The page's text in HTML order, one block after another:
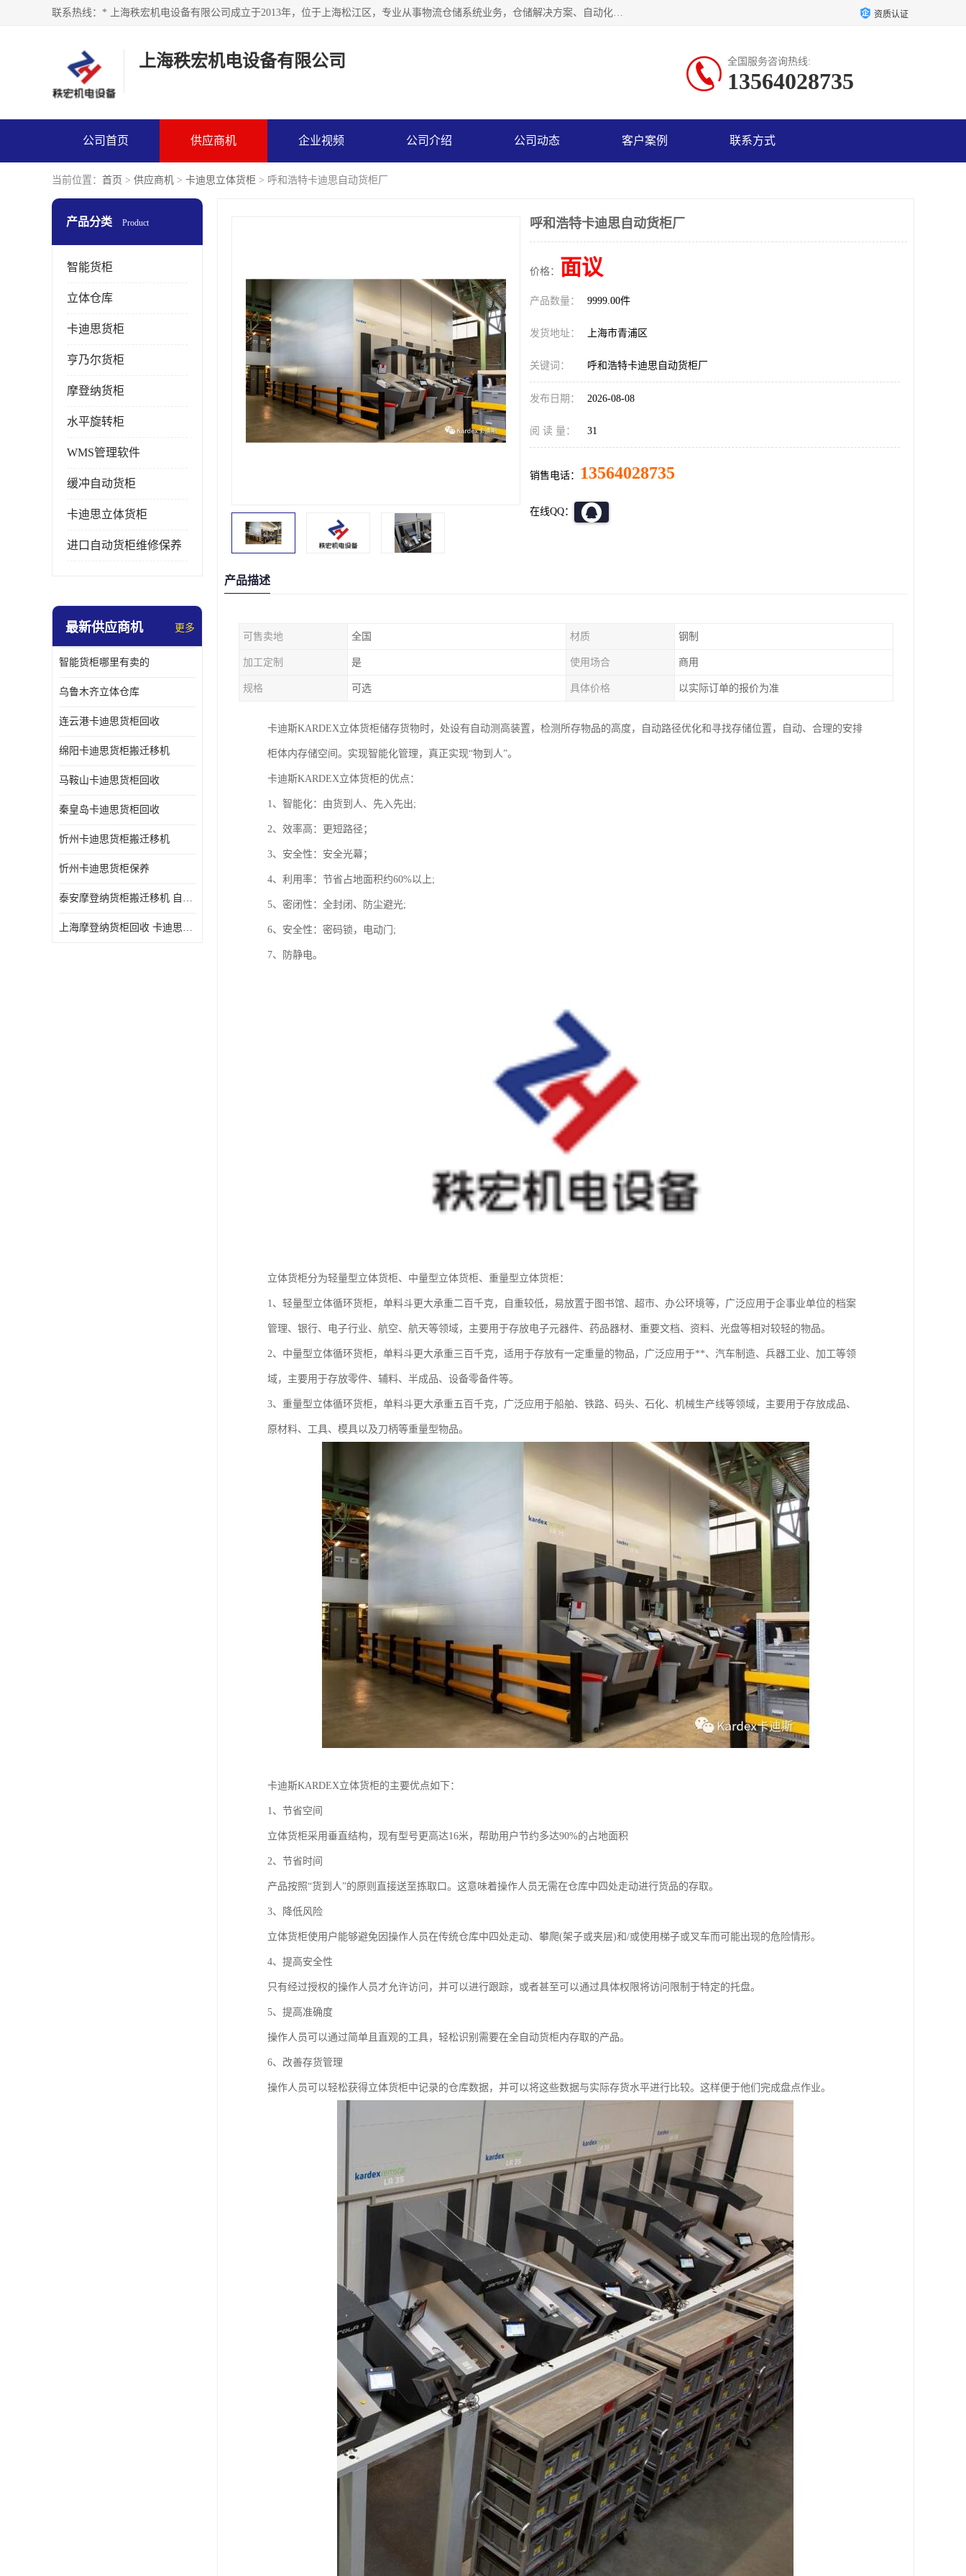
联系热线：* 上海秩宏机电设备有限公司成立于2013年，位于上海松江区，专业从事物流仓储系统业务，仓储解决方案、自动化仓储设备、自动货柜、立体货柜等。 资质认证
上海秩宏机电设备有限公司 全国服务咨询热线:
13564028735
公司首页 供应商机 企业视频 公司介绍 公司动态 客户案例 联系方式
当前位置： 首页 > 供应商机 > 卡迪思立体货柜 > 呼和浩特卡迪思自动货柜厂
产品分类 Product
智能货柜
立体仓库
卡迪思货柜
亨乃尔货柜
摩登纳货柜
水平旋转柜
WMS管理软件
缓冲自动货柜
卡迪思立体货柜
进口自动货柜维修保养
最新供应商机 更多
智能货柜哪里有卖的
乌鲁木齐立体仓库
连云港卡迪思货柜回收
绵阳卡迪思货柜搬迁移机
马鞍山卡迪思货柜回收
秦皇岛卡迪思货柜回收
忻州卡迪思货柜搬迁移机
忻州卡迪思货柜保养
泰安摩登纳货柜搬迁移机 自动立体仓储货柜回收
上海摩登纳货柜回收 卡迪思货柜回收
呼和浩特卡迪思自动货柜厂
价格： 面议
产品数量： 9999.00件
发货地址： 上海市青浦区
关键词： 呼和浩特卡迪思自动货柜厂
发布日期： 2026-08-08
阅 读 量： 31
销售电话： 13564028735
在线QQ：
产品描述
可售卖地 全国 材质 钢制
加工定制 是 使用场合 商用
规格 可选 具体价格 以实际订单的报价为准
卡迪斯KARDEX立体货柜储存货物时，处设有自动测高装置，检测所存物品的高度，自动路径优化和寻找存储位置，自动、合理的安排
柜体内存储空间。实现智能化管理，真正实现“物到人”。
卡迪斯KARDEX立体货柜的优点：
1、智能化：由货到人、先入先出;
2、效率高：更短路径；
3、安全性：安全光幕；
4、利用率：节省占地面积约60%以上;
5、密闭性：全封闭、防尘避光;
6、安全性：密码锁，电动门;
7、防静电。
立体货柜分为轻量型立体货柜、中量型立体货柜、重量型立体货柜：
1、轻量型立体循环货柜，单料斗更大承重二百千克，自重较低，易放置于图书馆、超市、办公环境等，广泛应用于企事业单位的档案
管理、银行、电子行业、航空、航天等领域，主要用于存放电子元器件、药品器材、重要文档、资料、光盘等相对较轻的物品。
2、中量型立体循环货柜，单料斗更大承重三百千克，适用于存放有一定重量的物品，广泛应用于**、汽车制造、兵器工业、加工等领
域，主要用于存放零件、辅料、半成品、设备零备件等。
3、重量型立体循环货柜，单料斗更大承重五百千克，广泛应用于船舶、铁路、码头、石化、机械生产线等领域，主要用于存放成品、
原材料、工具、模具以及刀柄等重量型物品。
卡迪斯KARDEX立体货柜的主要优点如下：
1、节省空间
立体货柜采用垂直结构，现有型号更高达16米，帮助用户节约多达90%的占地面积
2、节省时间
产品按照“货到人”的原则直接送至拣取口。这意味着操作人员无需在仓库中四处走动进行货品的存取。
3、降低风险
立体货柜使用户能够避免因操作人员在传统仓库中四处走动、攀爬(架子或夹层)和/或使用梯子或叉车而可能出现的危险情形。
4、提高安全性
只有经过授权的操作人员才允许访问，并可以进行跟踪，或者甚至可以通过具体权限将访问限制于特定的托盘。
5、提高准确度
操作人员可以通过简单且直观的工具，轻松识别需要在全自动货柜内存取的产品。
6、改善存货管理
操作人员可以轻松获得立体货柜中记录的仓库数据，并可以将这些数据与实际存货水平进行比较。这样便于他们完成盘点作业。